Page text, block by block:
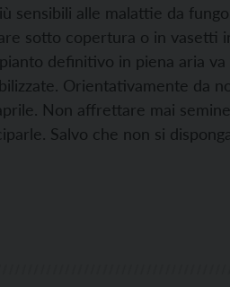
sensibili alle malattie da
sotto copertura o in vasetti
definitivo in piena aria
Orientativamente da
Non affrettare mai
Salvo che non si